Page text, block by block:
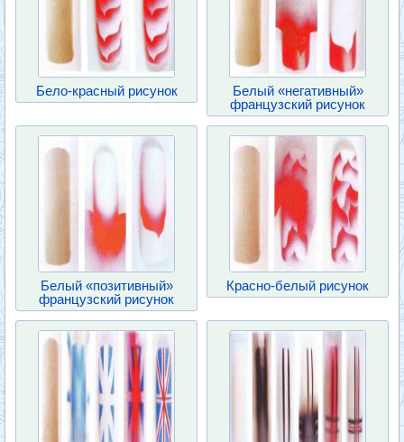
Бело-красный рисунок
Белый «негативный»
французский рисунок
Белый «позитивный»
французский рисунок
Красно-белый рисунок